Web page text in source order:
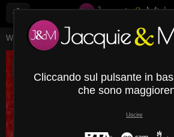
Webcam Live Mature Saraysweett
Cliccando sul pulsante in
che sono
Uscire